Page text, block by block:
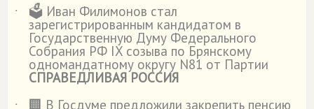
˙
🗳️ Иван Филимонов стал
зарегистрированным кандидатом в
Государственную Думу Федерального
Собрания РФ IX созыва по Брянскому
одномандатному округу N81 от Партии
СПРАВЕДЛИВАЯ РОССИЯ
🏢 В Госдуме предложили закрепить пенсию